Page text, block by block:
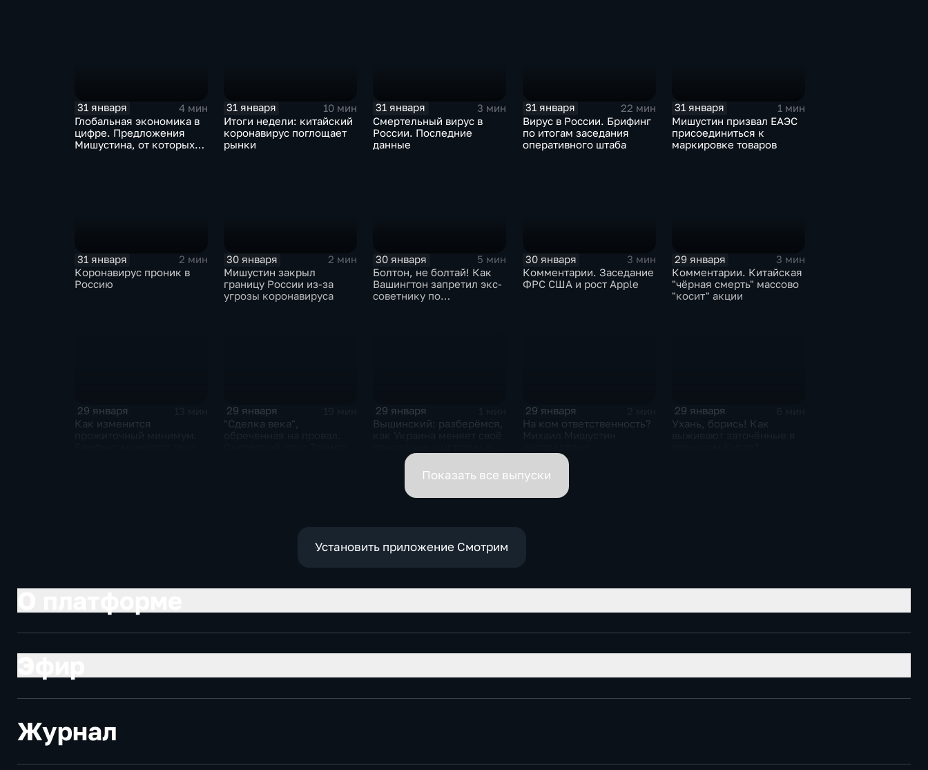
31 января
4 мин
Глобальная экономика в
цифре. Предложения
Мишустина, от которых
31 января
10 мин
Итоги недели: китайский
коронавирус поглощает
рынки
31 января
3 мин
Смертельный вирус в
России. Последние
данные
31 января
22 мин
Вирус в России. Брифинг
по итогам заседания
оперативного штаба
31 января
1 мин
Мишустин призвал ЕАЭС
присоединиться к
маркировке товаров
31 января
2 мин
Коронавирус проник в
Россию
30 января
2 мин
Мишустин закрыл
границу России из-за
угрозы коронавируса
30 января
5 мин
Болтон, не болтай! Как
Вашингтон запретил экс-
советнику по
30 января
3 мин
Комментарии. Заседание
ФРС США и рост Apple
29 января
3 мин
Комментарии. Китайская
"чёрная смерть" массово
"косит" акции
29 января
Как изменится
29 января
"Сделка века",
29 января
Вышинский: разберёмся,
почему
29 января
На ком ответственность?
обязанности вице-
премьеров
29 января
Ухань, борись! Как
Показать все выпуски
Установить приложение Смотрим
Журнал